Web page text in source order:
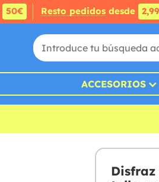
50€ Resto pedidosdesde
ACCESORIOS